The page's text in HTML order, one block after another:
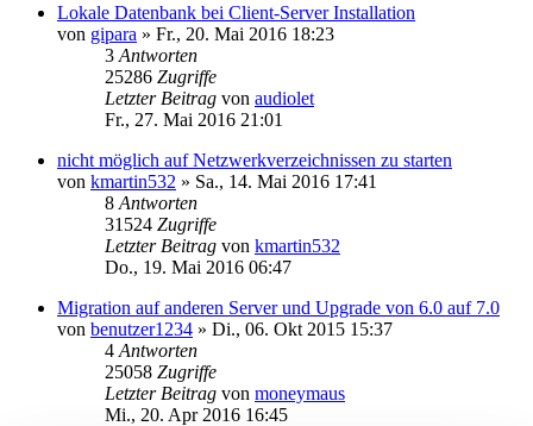
Lokale Datenbank bei Client-Server Installation
von gipara » Fr., 20. Mai 2016 18:23
3 Antworten
25286 Zugriffe
Letzter Beitrag von audiolet
Fr., 27. Mai 2016 21:01
nicht möglich auf Netzwerkverzeichnissen zu starten
von kmartin532 » Sa., 14. Mai 2016 17:41
8 Antworten
31524 Zugriffe
Letzter Beitrag von kmartin532
Do., 19. Mai 2016 06:47
Migration auf anderen Server und Upgrade von 6.0 auf 7.0
von benutzer1234 » Di., 06. Okt 2015 15:37
4 Antworten
25058 Zugriffe
Letzter Beitrag von moneymaus
Mi., 20. Apr 2016 16:45